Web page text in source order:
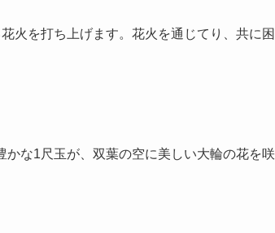
火を打ち上げます。花火を通じてり、共に困
な1尺玉が、双葉の空に美しい大輪の花を咲